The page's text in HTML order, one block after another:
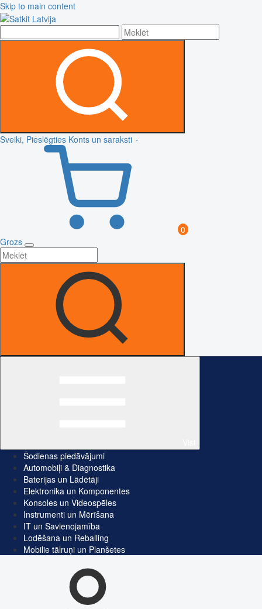
Skip to main content
Sveiki, Pieslēgties Konts un saraksti
0
Grozs
Šodienas piedāvājumi
Automobiļi & Diagnostika
Baterijas un Lādētāji
Elektronika un Komponentes
Konsoles un Videospēles
Instrumenti un Mērīšana
IT un Savienojamība
Lodēšana un Reballing
Mobilie tālruņi un Planšetes